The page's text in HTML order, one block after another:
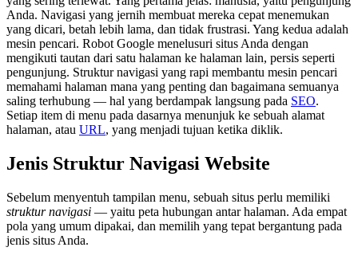
Anda. Navigasi yang jernih membuat mereka cepat menemukan
yang dicari, betah lebih lama, dan tidak frustrasi. Yang kedua adalah
mesin pencari. Robot Google menelusuri situs Anda dengan
mengikuti tautan dari satu halaman ke halaman lain, persis seperti
pengunjung. Struktur navigasi yang rapi membantu mesin pencari
memahami halaman mana yang penting dan bagaimana semuanya
saling terhubung — hal yang berdampak langsung pada SEO.
Setiap item di menu pada dasarnya menunjuk ke sebuah alamat
halaman, atau URL, yang menjadi tujuan ketika diklik.
Jenis Struktur Navigasi Website
Sebelum menyentuh tampilan menu, sebuah situs perlu memiliki
struktur navigasi — yaitu peta hubungan antar halaman. Ada empat
pola yang umum dipakai, dan memilih yang tepat bergantung pada
jenis situs Anda.